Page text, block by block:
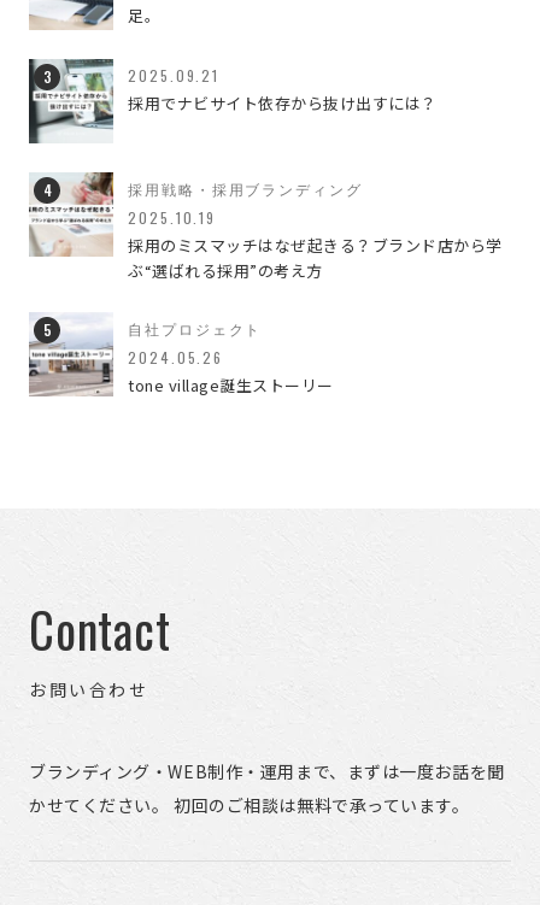
WEBのこと
イベント
デザインのこと
ブランディング
ブランディングデザイン 3
マーケティング
採用戦略・採用ブランディング
日々のお仕事
日々のこと
自社プロジェクト
すべての記事 653
足。
2025.09.21
採用でナビサイト依存から抜け出すには？
採用戦略・採用ブランディング
2025.10.19
採用のミスマッチはなぜ起きる？ブランド店から学
ぶ“選ばれる採用”の考え方
自社プロジェクト
2024.05.26
tone village誕生ストーリー
Contact
お問い合わせ
ブランディング・WEB制作・運用まで、まずは一度お話を聞
かせてください。 初回のご相談は無料で承っています。